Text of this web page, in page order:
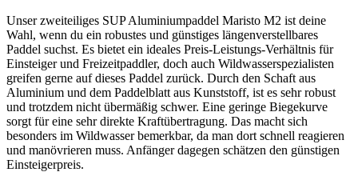
Unser zweiteiliges SUP Aluminiumpaddel Maristo M2 ist deine
Wahl, wenn du ein robustes und günstiges längenverstellbares
Paddel suchst. Es bietet ein ideales Preis-Leistungs-Verhältnis für
Einsteiger und Freizeitpaddler, doch auch Wildwasserspezialisten
greifen gerne auf dieses Paddel zurück. Durch den Schaft aus
Aluminium und dem Paddelblatt aus Kunststoff, ist es sehr robust
und trotzdem nicht übermäßig schwer. Eine geringe Biegekurve
sorgt für eine sehr direkte Kraftübertragung. Das macht sich
besonders im Wildwasser bemerkbar, da man dort schnell reagieren
und manövrieren muss. Anfänger dagegen schätzen den günstigen
Einsteigerpreis.